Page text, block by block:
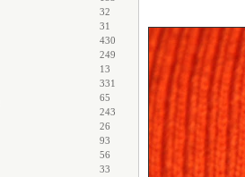
32
31
430
249
13
331
65
243
26
93
56
33